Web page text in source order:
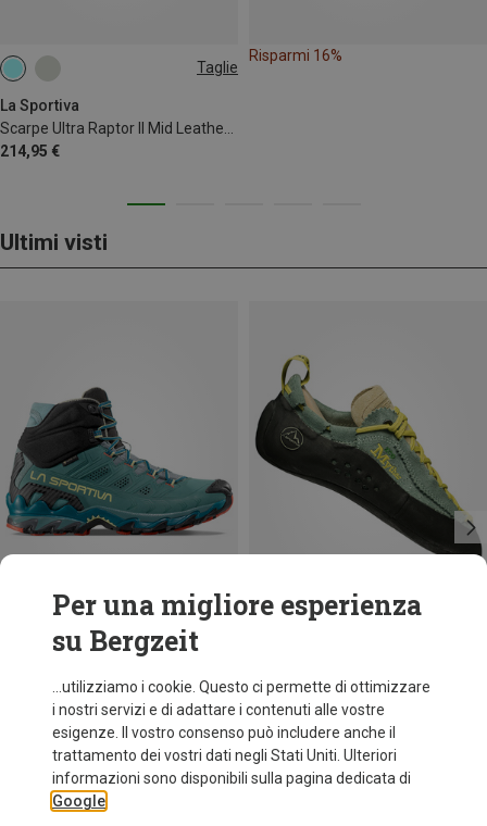
Taglie
La Sportiva
214,95 €
37 41
Risparmi 16%
Ultimi visti
Taglie
La Sportiva
Scarpe Ultra Raptor II Mid Leather GTX donna
214,95 €
41
Per una migliore esperienza
su Bergzeit
...utilizziamo i cookie. Questo ci permette di ottimizzare
i nostri servizi e di adattare i contenuti alle vostre
esigenze. Il vostro consenso può includere anche il
trattamento dei vostri dati negli Stati Uniti. Ulteriori
informazioni sono disponibili sulla pagina dedicata di
Google